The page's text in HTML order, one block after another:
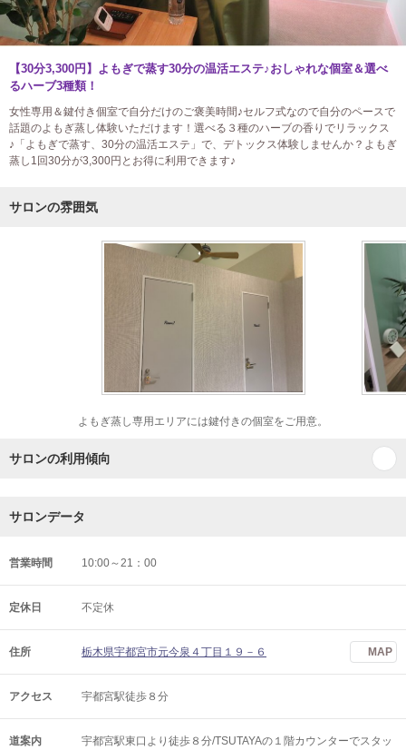
【30分3,300円】よもぎで蒸す30分の温活エステ♪おしゃれな個室＆選べ
るハーブ3種類！
女性専用＆鍵付き個室で自分だけのご褒美時間♪セルフ式なので自分のペースで
話題のよもぎ蒸し体験いただけます！選べる３種のハーブの香りでリラックス
♪「よもぎで蒸す、30分の温活エステ」で、デトックス体験しませんか？よもぎ
蒸し1回30分が3,300円とお得に利用できます♪
サロンの雰囲気
よもぎ蒸し専用エリアには鍵付きの個室をご用意。
サロンの利用傾向
サロンデータ
営業時間 10:00～21：00
定休日 不定休
住所 栃木県宇都宮市元今泉４丁目１９－６ MAP
アクセス 宇都宮駅徒歩８分
道案内
宇都宮駅東口より徒歩８分/TSUTAYAの１階カウンターでスタッ